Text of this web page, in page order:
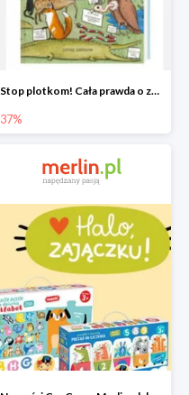
Stop plotkom! Cała prawda o zwierzętach
37%